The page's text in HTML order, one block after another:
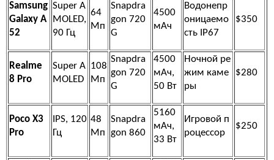
Samsung
Galaxy A
52
Super A
MOLED,
90 Гц
64
Мп
Snapdra
gon 720
G
4500
мАч
Водонепр
оницаемо
сть IP67
$350
Realme
8 Pro
Super A
MOLED
108
Мп
Snapdra
gon 720
G
4500
мАч,
50 Вт
Ночной ре
жим каме
ры
$280
Poco X3
Pro
IPS, 120
Гц
48
Мп
Snapdra
gon 860
5160
мАч,
33 Вт
Игровой п
роцессор
$250